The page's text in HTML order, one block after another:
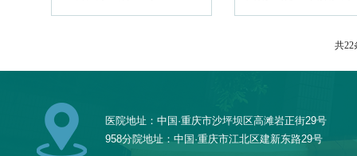
共22
医院地址：中国·重庆市沙坪坝区高滩岩正街29号
958分院地址：中国·重庆市江北区建新东路29号